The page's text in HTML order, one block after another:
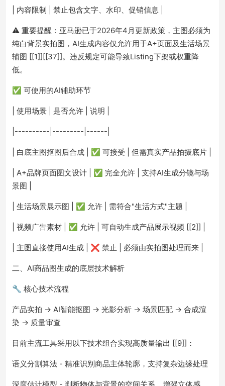
| 内容限制 | 禁止包含文字、水印、促销信息 |
⚠️ 重要提醒：亚马逊已于2026年4月更新政策，主图必须为
纯白背景实拍图，AI生成内容仅允许用于A+页面及生活场景
辅图 [[1]][[37]]。违反规定可能导致Listing下架或权重降
低。
✅ 可使用的AI辅助环节
| 使用场景 | 是否允许 | 说明 |
|----------|---------|------|
| 白底主图抠图后合成 | ✅ 可接受 | 但需真实产品拍摄底片 |
| A+品牌页面图文设计 | ✅ 完全允许 | 支持AI生成分镜与场
景图 |
| 生活场景展示图 | ✅ 允许 | 需符合"生活方式"主题 |
| 视频广告素材 | ✅ 允许 | 可自动生成产品展示视频 [[2]] |
| 主图直接使用AI生成 | ❌ 禁止 | 必须由实拍图处理而来 |
二、AI商品图生成的底层技术解析
🔧 核心技术流程
产品实拍 → AI智能抠图 → 光影分析 → 场景匹配 → 合成渲
染 → 质量审查
目前主流工具采用以下技术组合实现高质量输出 [[9]]：
语义分割算法 - 精准识别商品主体轮廓，支持复杂边缘处理